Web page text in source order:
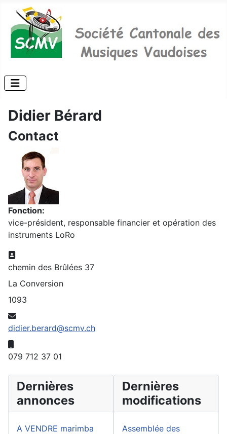
Didier Bérard
Contact
Fonction:
vice-président, responsable financier et opération des
instruments LoRo
Adresse:
chemin des Brûlées 37
La Conversion
1093
E-mail:
didier.berard@scmv.ch
079 712 37 01
Dernières
annonces
A VENDRE marimba
Dernières
modifications
Assemblée des